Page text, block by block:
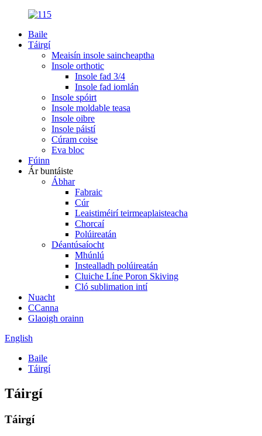
Baile
Táirgí
Meaisín insole saincheaptha
Insole orthotic
Insole fad 3/4
Insole fad iomlán
Insole spóirt
Insole moldable teasa
Insole oibre
Insole páistí
Cúram coise
Eva bloc
Fúinn
Ár buntáiste
Ábhar
Fabraic
Cúr
Leaistiméirí teirmeaplaisteacha
Chorcaí
Polúireatán
Déantúsaíocht
Mhúnlú
Instealladh polúireatán
Cluiche Líne Poron Skiving
Cló sublimation intí
Nuacht
CCanna
Glaoigh orainn
English
Baile
Táirgí
Táirgí
Táirgí